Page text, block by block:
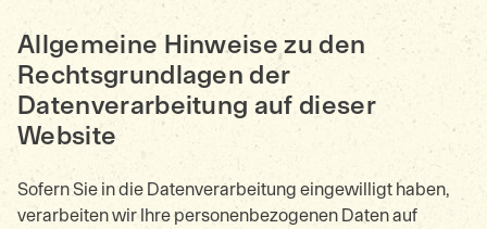
Allgemeine Hinweise zu den
Rechtsgrundlagen der
Datenverarbeitung auf dieser
Website
Sofern Sie in die Datenverarbeitung eingewilligt haben,
verarbeiten wir Ihre personenbezogenen Daten auf